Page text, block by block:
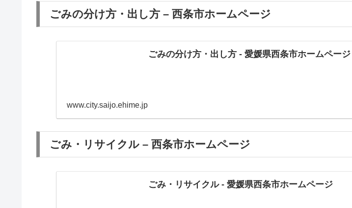
ごみの分け方・出し方 – 西条市ホームページ
ごみの分け方・出し方 - 愛媛県西条市ホームページ
www.city.saijo.ehime.jp
ごみ・リサイクル – 西条市ホームページ
ごみ・リサイクル - 愛媛県西条市ホームページ